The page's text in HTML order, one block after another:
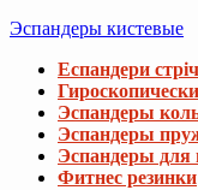
Эспандеры кистевые
Еспандери
Эспандеры
Эспандеры
Эспандеры для
Фитнес резинки